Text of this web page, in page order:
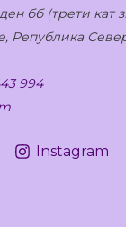
бб (трети кат
Република
994
Instagram